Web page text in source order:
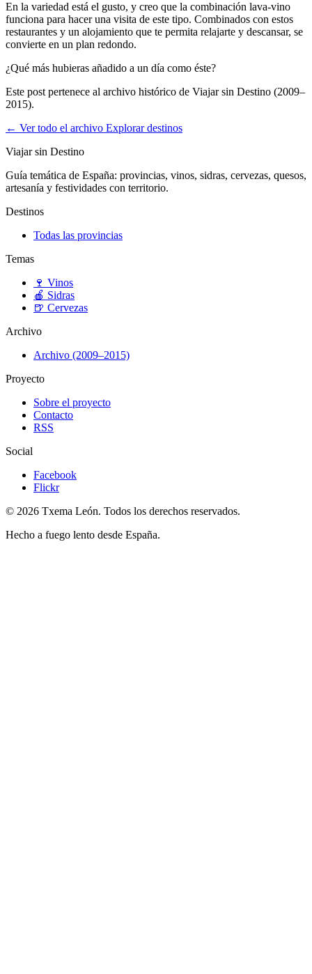
En la variedad está el gusto, y creo que la combinación lava-vino
funciona para hacer una visita de este tipo. Combinados con estos
restaurantes y un alojamiento que te permita relajarte y descansar, se
convierte en un plan redondo.
¿Qué más hubieras añadido a un día como éste?
Este post pertenece al archivo histórico de Viajar sin Destino (2009–
2015).
← Ver todo el archivo Explorar destinos
Viajar sin Destino
Guía temática de España: provincias, vinos, sidras, cervezas, quesos,
artesanía y festividades con territorio.
Destinos
Todas las provincias
Temas
🍷 Vinos
🍎 Sidras
🍺 Cervezas
Archivo
Archivo (2009–2015)
Proyecto
Sobre el proyecto
Contacto
RSS
Social
Facebook
Flickr
© 2026 Txema León. Todos los derechos reservados.
Hecho a fuego lento desde España.